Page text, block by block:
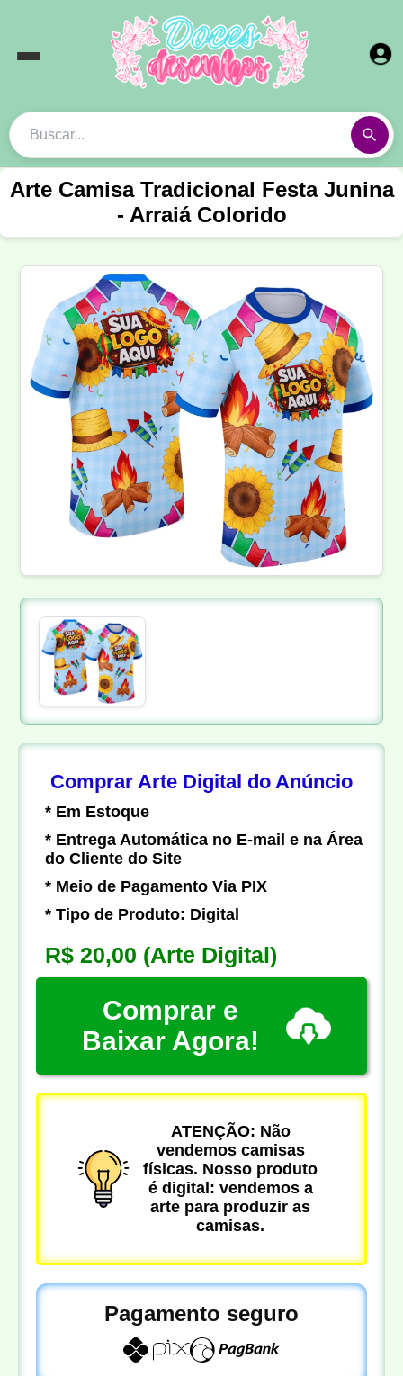
Arte Camisa Tradicional Festa Junina
- Arraiá Colorido
Comprar Arte Digital do Anúncio
* Em Estoque
* Entrega Automática no E-mail e na Área
do Cliente do Site
* Meio de Pagamento Via PIX
* Tipo de Produto: Digital
R$ 20,00 (Arte Digital)
Comprar e
Baixar Agora!
ATENÇÃO: Não
vendemos camisas
físicas. Nosso produto
é digital: vendemos a
arte para produzir as
camisas.
Pagamento seguro